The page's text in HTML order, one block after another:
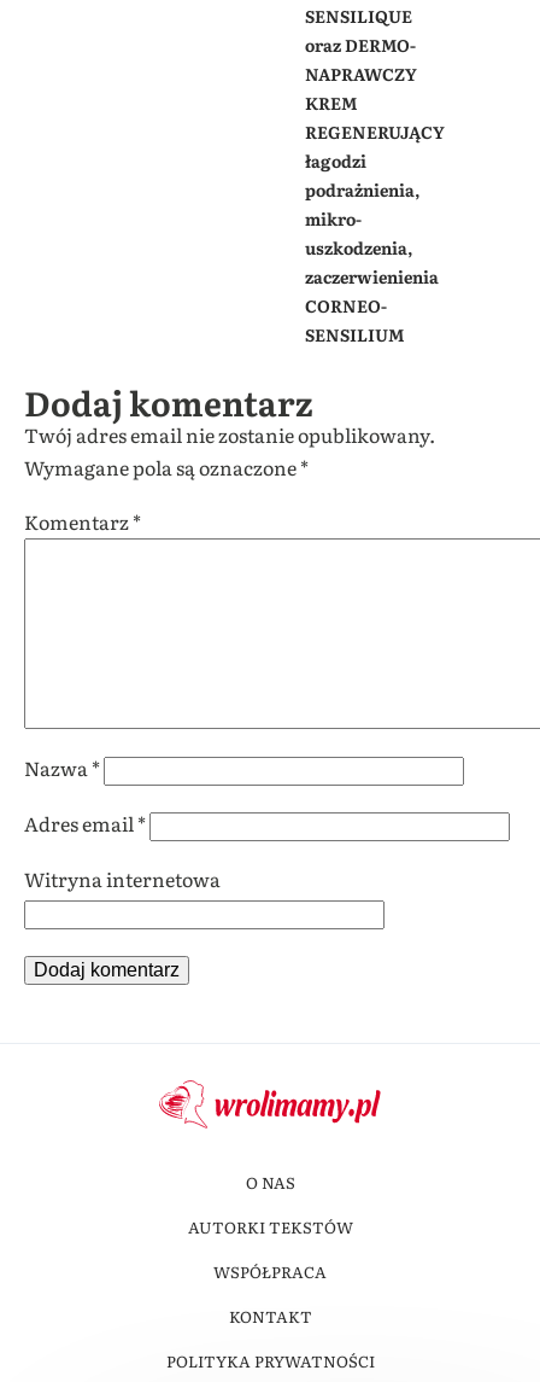
SENSILIQUE
oraz DERMO-
NAPRAWCZY
KREM
REGENERUJĄCY
łagodzi
podrażnienia,
mikro-
uszkodzenia,
zaczerwienienia
CORNEO-
SENSILIUM
Dodaj komentarz
Twój adres email nie zostanie opublikowany.
Wymagane pola są oznaczone*
Komentarz*
Nazwa *
Adres email *
Witryna internetowa
O NAS
AUTORKI TEKSTÓW
WSPÓŁPRACA
KONTAKT
POLITYKA PRYWATNOŚCI